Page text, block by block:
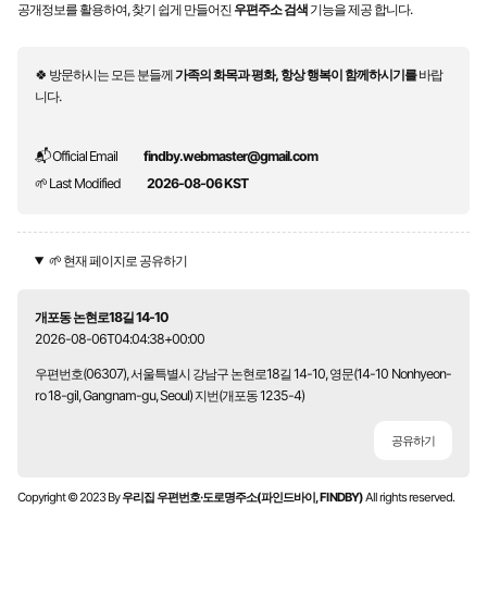
공개정보를 활용하여, 찾기 쉽게 만들어진 우편주소 검색 기능을 제공 합니다.
🍀 방문하시는 모든 분들께가족의 화목과 평화, 항상 행복이 함께하시기를바랍
니다.
📬 Official Email
findby.webmaster@gmail.com
🌱 Last Modified
2026-08-06 KST
🌱 현재 페이지로 공유하기
개포동 논현로18길 14-10
2026-08-06T04:04:38+00:00
우편번호(06307), 서울특별시 강남구 논현로18길 14-10, 영문(14-10 Nonhyeon-
ro 18-gil, Gangnam-gu, Seoul) 지번(개포동 1235-4)
공유하기
Copyright © 2023 By우리집 우편번호·도로명주소(파인드바이, FINDBY)All rights reserved.